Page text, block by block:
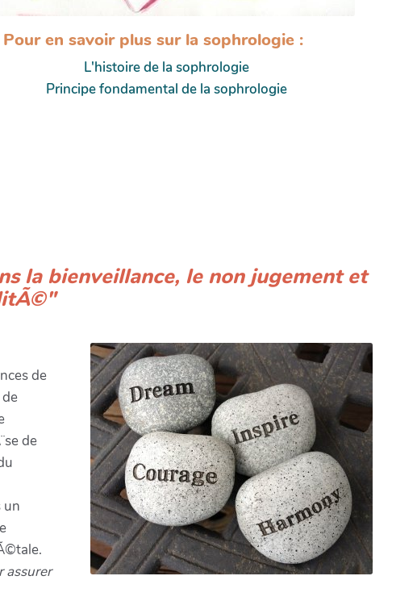
Pour en savoir plus sur la sophrologie :
L'histoire de la sophrologie
Principe fondamental de la sophrologie
la bienveillance, le non jugement et
de
de
un
assurer